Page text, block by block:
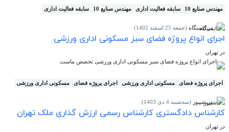
مهندس صنایع 10 سابقه فعالیت اداری مهندس صنایع 10 سابقه فعالیت اداری
در ایستگاه (جمعه 25 اسفند 1402)
اجرای انواع پروژه فضای سبز مسکونی اداری ورزشی
در تهران
اجرای انواع پروژه فضای سبز مسکونی اداری ورزشی تخصص ماست
اجرای پروژه فضای مسکونی اداری ورزشی اجرای پروژه فضای مسکونی اداری ورزشی
در شیپور (سه‌شنبه 4 دی 1403)
کارشناس دادگستری کارشناس رسمی ارزش گذاری ملک تهران
در تهران